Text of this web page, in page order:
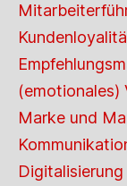
(emotionales)
Marke und
Digitalisierung